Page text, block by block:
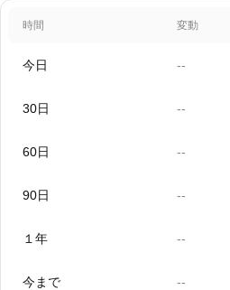
時間 変動
今日 --
30日 --
60日 --
90日 --
１年 --
今まで --